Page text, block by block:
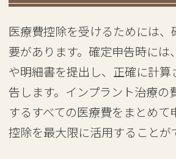
医療費控除を受けるためには
要があります。確定申告時には
や明細書を提出し、正確に計
告します。インプラント治療の
するすべての医療費をまとめて
控除を最大限に活用することが